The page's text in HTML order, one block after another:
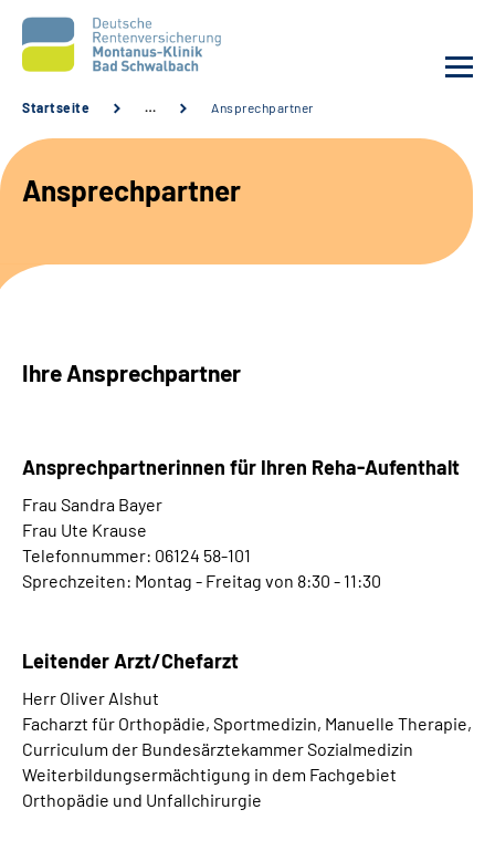
Unsere Klinik
Unsere Angebote
Service
Sozialdienste & Zuweisende
Leichte Sprache
Gebärdensprache
Startseite … Ansprechpartner
Ansprechpartner
Ihre Ansprechpartner
Ansprechpartnerinnen für Ihren Reha-Aufenthalt
Frau Sandra Bayer
Frau Ute Krause
Telefonnummer: 06124 58-101
Sprechzeiten: Montag - Freitag von 8:30 - 11:30
Leitender Arzt/Chefarzt
Herr Oliver Alshut
Facharzt für Orthopädie, Sportmedizin, Manuelle Therapie,
Curriculum der Bundesärztekammer Sozialmedizin
Weiterbildungsermächtigung in dem Fachgebiet
Orthopädie und Unfallchirurgie